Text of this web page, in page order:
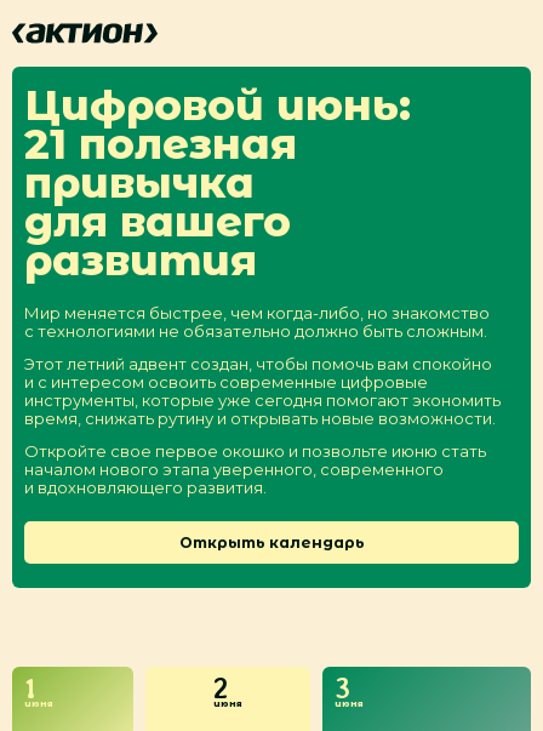
Цифровой июнь:
21 полезная
привычка
для вашего
развития
Мир меняется быстрее, чем когда-либо, но знакомство
с технологиями не обязательно должно быть сложным.
Этот летний адвент создан, чтобы помочь вам спокойно
и с интересом освоить современные цифровые
инструменты, которые уже сегодня помогают экономить
время, снижать рутину и открывать новые возможности.
Откройте свое первое окошко и позвольте июню стать
началом нового этапа уверенного, современного
и вдохновляющего развития.
Открыть календарь
1
июня 2
июня 3
июня